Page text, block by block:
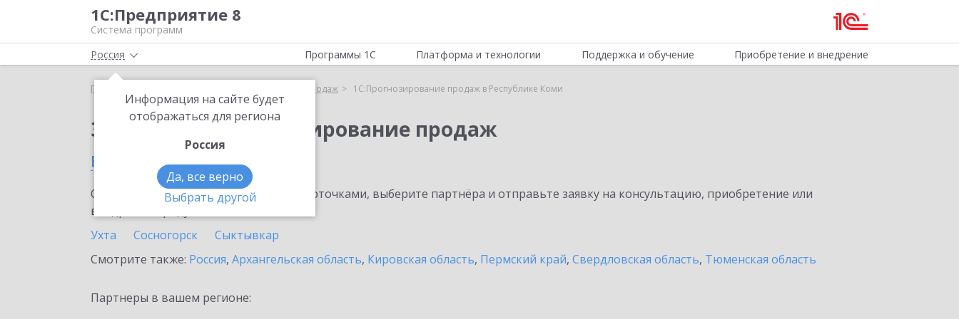
1С:Предприятие 8
Система программ
Россия
Информация на сайте будет
отображаться для региона
Россия
Да, все верно
Выбрать другой
Программы 1С Платформа и технологии Поддержка и обучение Приобретение и внедрение
Главная 1С:Прогнозирование продаж 1С:Прогнозирование продаж в Республике Коми
Заказать 1С:Прогнозирование продаж
в Республике Коми
Ознакомьтесь с информационными карточками, выберите партнёра и отправьте заявку на консультацию, приобретение или
внедрение продукта.
Ухта
Сосногорск
Сыктывкар
Смотрите также: Россия, Архангельская область, Кировская область, Пермский край, Свердловская область, Тюменская область
Партнеры в вашем регионе: